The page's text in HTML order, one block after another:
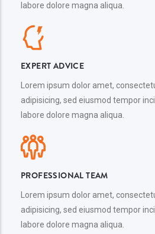
labore dolore magna aliqua.
EXPERT ADVICE
Lorem ipsum dolor amet,
adipisicing, sed eiusmod tempor
labore dolore magna aliqua.
PROFESSIONAL TEAM
Lorem ipsum dolor amet,
adipisicing, sed eiusmod tempor
labore dolore magna aliqua.